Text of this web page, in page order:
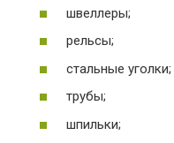
швеллеры;
рельсы;
стальные уголки;
трубы;
шпильки;